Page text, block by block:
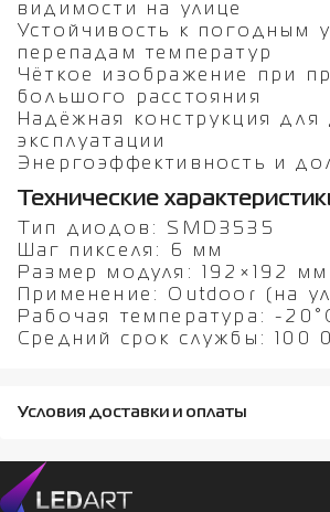
видимости на улице
Устойчивость к погодным
перепадам температур
Чёткое изображение при
большого расстояния
Надёжная конструкция для
эксплуатации
Энергоэффективность и
Технические
Тип диодов: SMD3535
Шаг пикселя: 6 мм
Размер модуля: 192×192 мм
Применение: Outdoor (на
Рабочая температура: -
Средний срок службы: 100
Условия доставки и оплаты